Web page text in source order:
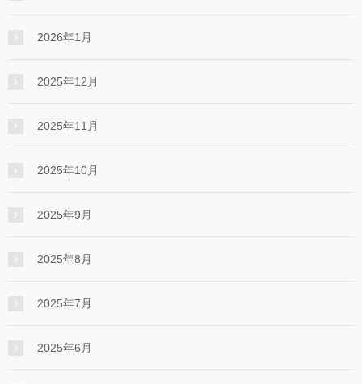
2026年1月
2025年12月
2025年11月
2025年10月
2025年9月
2025年8月
2025年7月
2025年6月